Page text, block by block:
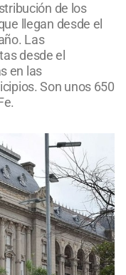
de los
llegan desde el
Las
desde el
en las
Son unos 650